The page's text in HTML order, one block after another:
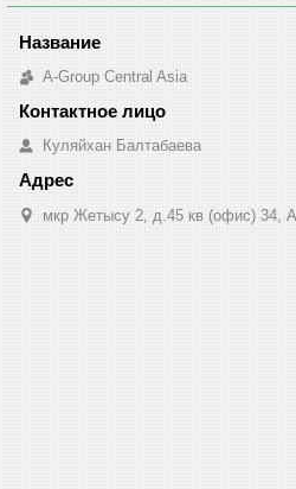
A-Group Central Asia
Куляйхан Балтабаева
мкр Жетысу 2, д.45 кв (офис) 34,